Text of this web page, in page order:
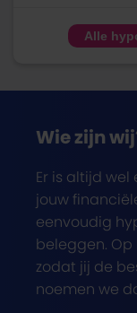
Alle
Wie zijn
Er is altijd
jouw
eenvoudig
beleggen. Op
zodat jij de
noemen we